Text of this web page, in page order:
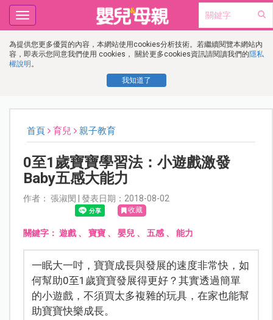
為提供您更多優質的內容，本網站使用cookies分析技術。若繼續閱覽本網站內
容，即表示您同意我們使用 cookies， 關於更多cookies資訊請閱讀我們的隱私
權說明 。
我知道了
Toggle
navigation
首頁 育兒 親子教育
0至1歲寶寶學習法：小遊戲激發
Baby五感大能力
作者： 張淑閔 | 發表日期：2018-08-02
收藏
關鍵字： 遊戲、 寶寶、 嬰兒、 五感、 能力
一眠大一吋，寶寶成長與發展的速度非常快，如
何幫助0至1歲寶寶發展得更好？其實透過簡單
的小遊戲，不須買太多複雜的玩具，在家也能幫
助寶寶快樂成長。